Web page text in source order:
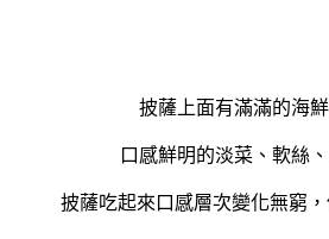
披薩上面有滿滿的海
口感鮮明的淡菜、軟絲
披薩吃起來口感層次變化無窮